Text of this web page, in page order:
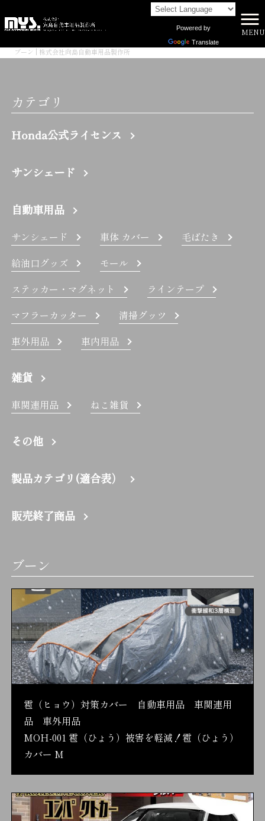
Powered by
Translate
MENU
ブーン | 株式会社向島自動車用品製作所
カテゴリ
Honda公式ライセンス
サンシェード
自動車用品
サンシェード 車体 カバー
毛ばたき
給油口グッズ
モール
ステッカー・マグネット
ラインテープ
マフラーカッター
清掃グッツ
車外用品
車内用品
雑貨
車関連用品 ねこ雑貨
その他
製品カテゴリ(適合表）
販売終了商品
ブーン
雹（ヒョウ）対策カバー 自動車用品 車関連用
品 車外用品
MOH-001 雹（ひょう）被害を軽減！雹（ひょう）
カバー M